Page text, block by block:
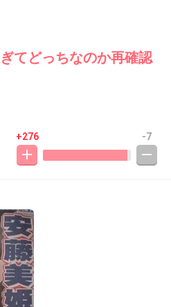
てどっちなのか再確認
+276 -7